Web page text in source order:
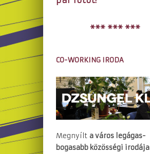
*** *** ***
CO-WORKING IRODA
Megnyílt a város legágas-
bogasabb közösségi irodája